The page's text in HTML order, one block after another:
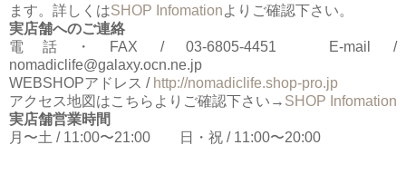
ます。詳しくはSHOP Infomationよりご確認下さい。
実店舗へのご連絡
電話・FAX / 03-6805-4451 E-mail /
nomadiclife@galaxy.ocn.ne.jp
WEBSHOPアドレス / http://nomadiclife.shop-pro.jp
アクセス地図はこちらよりご確認下さい→ SHOP Infomation
実店舗営業時間
月〜土 / 11:00〜21:00 日・祝 / 11:00〜20:00